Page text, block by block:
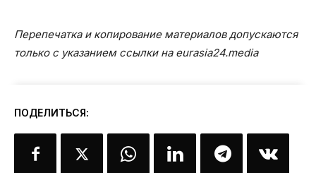
Перепечатка и копирование материалов допускаются
только с указанием ссылки на eurasia24.media
ПОДЕЛИТЬСЯ: